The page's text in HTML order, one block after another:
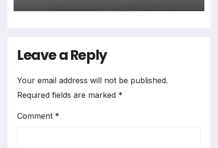
Leave a Reply
Your email address will not be published.
Required fields are marked *
Comment *